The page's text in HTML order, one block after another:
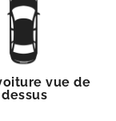
vue de
dessus